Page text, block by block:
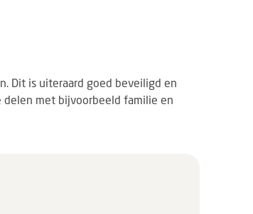
Dit is uiteraard goed beveiligd en
delen met bijvoorbeeld familie en